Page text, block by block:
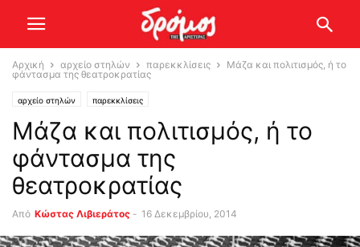
Αρχική αρχείο στηλών παρεκκλίσεις
Μάζα και πολιτισμός, ή το
φάντασμα της θεατροκρατίας
αρχείο στηλών παρεκκλίσεις
Μάζα και πολιτισμός, ή το
φάντασμα της
θεατροκρατίας
Από Κώστας Λιβιεράτος - 16 Δεκεμβρίου, 2014